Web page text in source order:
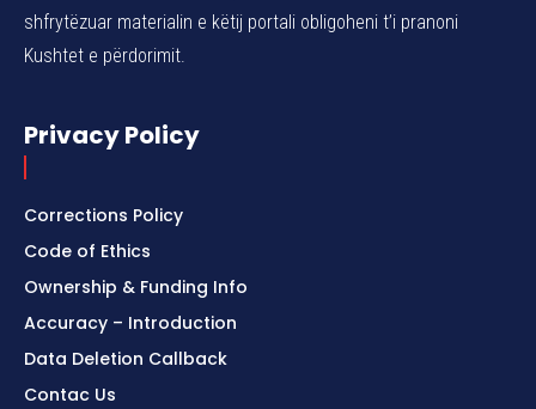
shfrytëzuar materialin e këtij portali obligoheni t’i pranoni
Kushtet e përdorimit.
Privacy Policy
Corrections Policy
Code of Ethics
Ownership & Funding Info
Accuracy – Introduction
Data Deletion Callback
Contac Us